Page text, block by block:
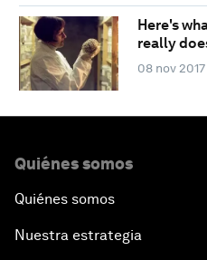
Here's
really
08 nov 2017
Quiénes somos
Quiénes somos
Nuestra estrategia